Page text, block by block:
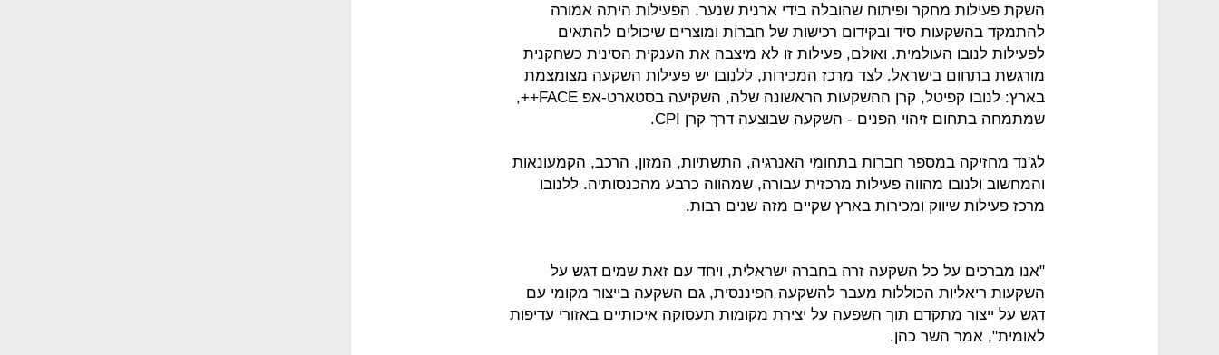
השקת פעילות מחקר ופיתוח שהובלה בידי ארנית שנער. הפעילות היתה אמורה
להתמקד בהשקעות סיד ובקידום רכישות של חברות ומוצרים שיכולים להתאים
לפעילות לנובו העולמית. ואולם, פעילות זו לא מיצבה את הענקית הסינית כשחקנית
מורגשת בתחום בישראל. לצד מרכז המכירות, ללנובו יש פעילות השקעה מצומצמת
בארץ: לנובו קפיטל, קרן ההשקעות הראשונה שלה, השקיעה בסטארט-אפ FACE++,
שמתמחה בתחום זיהוי הפנים - השקעה שבוצעה דרך קרן CPI.
לג'נד מחזיקה במספר חברות בתחומי האנרגיה, התשתיות, המזון, הרכב, הקמעונאות
והמחשוב ולנובו מהווה פעילות מרכזית עבורה, שמהווה כרבע מהכנסותיה. ללנובו
מרכז פעילות שיווק ומכירות בארץ שקיים מזה שנים רבות.
"אנו מברכים על כל השקעה זרה בחברה ישראלית, ויחד עם זאת שמים דגש על
השקעות ריאליות הכוללות מעבר להשקעה הפיננסית, גם השקעה בייצור מקומי עם
דגש על ייצור מתקדם תוך השפעה על יצירת מקומות תעסוקה איכותיים באזורי עדיפות
לאומית", אמר השר כהן.